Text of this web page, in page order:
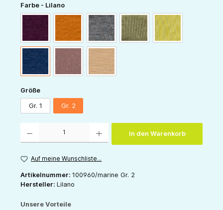
Farbe - Lilanoauswählen
beere curry hellgrau khaki kiwi
marine mauve sand
Größeauswählen
Gr. 1 Gr. 2
In den Warenkorb
Auf meine Wunschliste...
Artikelnummer: 100960/marine Gr. 2
Hersteller: Lilano
Unsere Vorteile